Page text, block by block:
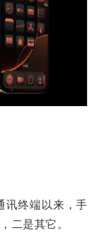
终端以来，手
二是其它。